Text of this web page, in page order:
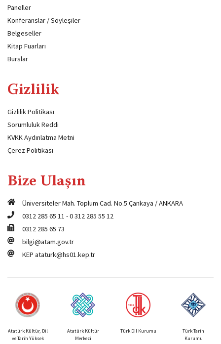
Paneller
Konferanslar / Söyleşiler
Belgeseller
Kitap Fuarları
Burslar
Gizlilik
Gizlilik Politikası
Sorumluluk Reddi
KVKK Aydınlatma Metni
Çerez Politikası
Bize Ulaşın
Üniversiteler Mah. Toplum Cad. No.5 Çankaya / ANKARA
0312 285 65 11 -0 312 285 55 12
0312 285 65 73
bilgi@atam.gov.tr
KEP ataturk@hs01.kep.tr
Atatürk Kültür, Dil
ve Tarih Yüksek
Atatürk Kültür
Merkezi
Türk Dil Kurumu
Türk Tarih
Kurumu